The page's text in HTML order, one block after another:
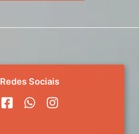
Redes Sociais